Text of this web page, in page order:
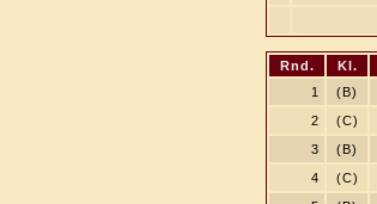
Rnd. Kl.
1
(B)
2
(C)
3
(B)
4
(C)